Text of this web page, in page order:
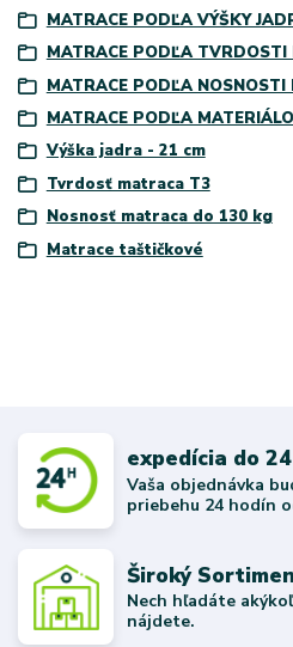
MATRACE PODĽA VÝŠKY
MATRACE PODĽA TVRDOSTI
MATRACE PODĽA NOSNOSTI
MATRACE PODĽA
Výška jadra - 21 cm
Tvrdosť matraca T3
Nosnosť matraca do 130 kg
Matrace taštičkové
expedícia do
Vaša objednávka
priebehu 24 hodín
Široký
Nech hľadáte
nájdete.